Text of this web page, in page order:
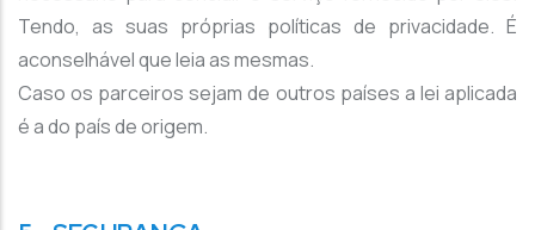
Tendo, as suas próprias políticas de privacidade. É
aconselhável que leia as mesmas.
Caso os parceiros sejam de outros países a lei aplicada
é a do país de origem.